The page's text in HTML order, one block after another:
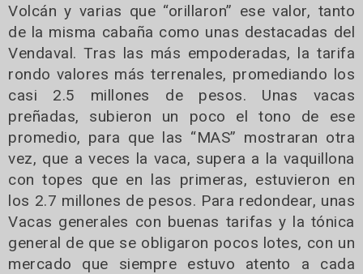
Volcán y varias que “orillaron” ese valor, tanto
de la misma cabaña como unas destacadas del
Vendaval. Tras las más empoderadas, la tarifa
rondo valores más terrenales, promediando los
casi 2.5 millones de pesos. Unas vacas
preñadas, subieron un poco el tono de ese
promedio, para que las “MAS” mostraran otra
vez, que a veces la vaca, supera a la vaquillona
con topes que en las primeras, estuvieron en
los 2.7 millones de pesos. Para redondear, unas
Vacas generales con buenas tarifas y la tónica
general de que se obligaron pocos lotes, con un
mercado que siempre estuvo atento a cada